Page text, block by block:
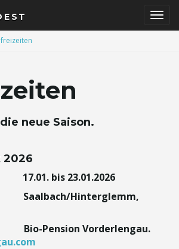
neue Saison.
2026
bis 23.01.2026
Hinterglemm,
Vorderlengau.